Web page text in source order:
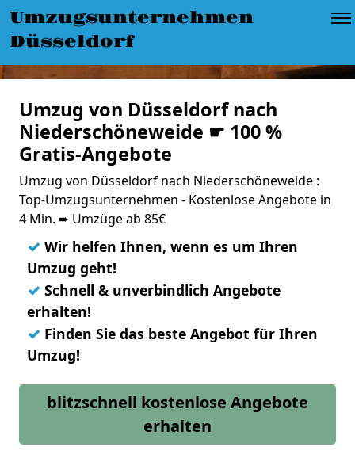
Umzugsunternehmen
Düsseldorf
Umzug von Düsseldorf nach
Niederschöneweide ☛ 100 %
Gratis-Angebote
Umzug von Düsseldorf nach Niederschöneweide :
Top-Umzugsunternehmen - Kostenlose Angebote in
4 Min. ➨ Umzüge ab 85€
✓ Wir helfen Ihnen, wenn es um Ihren
Umzug geht!
✓ Schnell & unverbindlich Angebote
erhalten!
✓ Finden Sie das beste Angebot für Ihren
Umzug!
blitzschnell kostenlose Angebote
erhalten